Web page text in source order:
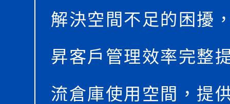
解決空間不足的困擾
昇客戶管理效率完整
流倉庫使用空間，提